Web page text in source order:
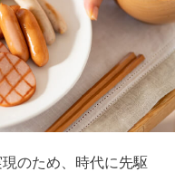
のため、時代に先駆